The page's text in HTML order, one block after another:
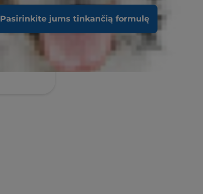
Pasirinkite jums tinkančią formulę